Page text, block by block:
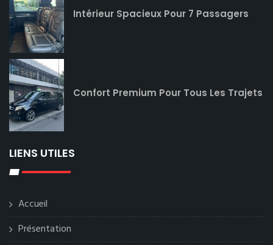
Intérieur Spacieux Pour 7 Passagers
Confort Premium Pour Tous Les Trajets
LIENS UTILES
Accueil
Présentation